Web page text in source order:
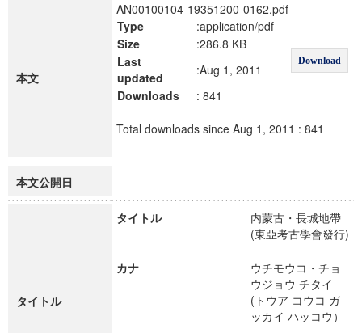
本文
AN00100104-19351200-0162.pdf
Type
:application/pdf
Download
Size
:286.8 KB
Last
updated
:Aug 1, 2011
Downloads
: 841
Total downloads since Aug 1, 2011 : 841
本文公開日
タイトル
タイトル
内蒙古・長城地帶
(東亞考古學會發行)
カナ
ウチモウコ・チョ
ウジョウ チタイ
(トウア コウコ ガ
ッカイ ハッコウ）